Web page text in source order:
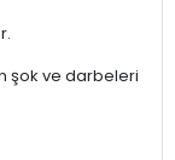
şok ve darbeleri